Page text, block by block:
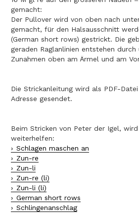
gemacht:
Der Pullover wird von oben nach
gemacht, für den Halsausschnitt
(German short rows) gestrickt. Die
geraden Raglanlinien entstehen durch
Zunahmen oben am Ärmel und am
Die Strickanleitung wird als PDF-
Adresse gesendet.
Beim Stricken von Peter der Igel,
weiterhelfen:
Schlagen maschen an
Zun-re
Zun-li
Zun-re (li)
Zun-li (li)
German short rows
Schlingenanschlag